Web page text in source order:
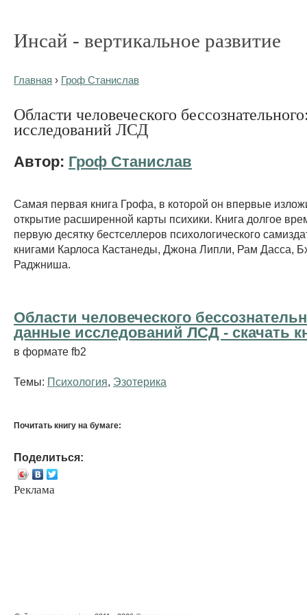
Инсай - вертикальное развитие
Главная › Гроф Станислав
Области человеческого
исследований ЛСД
Автор: Гроф Станислав
Самая первая книга Грофа, в которой он впервые
открытие расширенной карты психики. Книга долгое
первую десятку бестселлеров психологического
книгами Карлоса Кастанеды, Джона Липли, Рам Дасса,
Раджниша.
Области человеческого
данные исследований ЛСД - cкачать
в формате fb2
Темы: Психология Эзотерика
Почитать книгу на бумаге:
Поделиться:
Реклама